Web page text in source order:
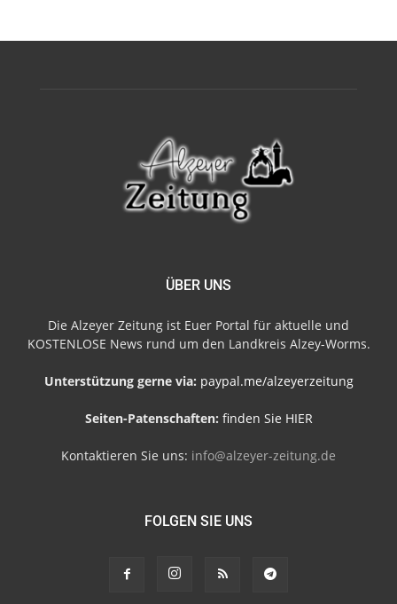
ÜBER UNS
Die Alzeyer Zeitung ist Euer Portal für aktuelle und
KOSTENLOSE News rund um den Landkreis Alzey-Worms.
Unterstützung gerne via: paypal.me/alzeyerzeitung
Seiten-Patenschaften: finden Sie HIER
Kontaktieren Sie uns: info@alzeyer-zeitung.de
FOLGEN SIE UNS